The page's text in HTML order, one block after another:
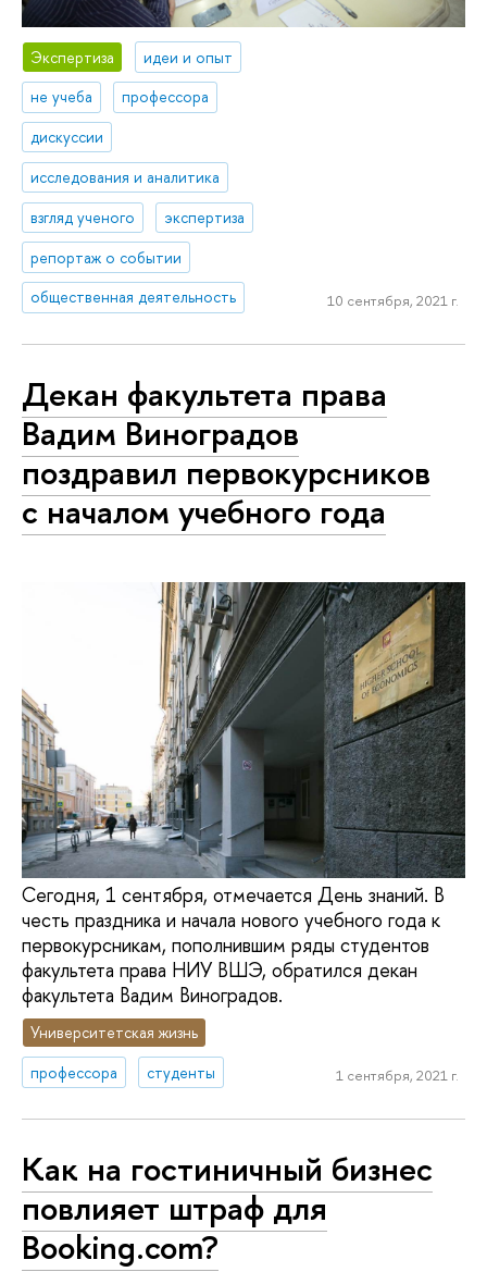
Экспертиза
идеи и опыт
не учеба
профессора
дискуссии
исследования и аналитика
взгляд ученого
экспертиза
репортаж о событии
общественная деятельность
10 сентября, 2021 г.
Декан факультета права
Вадим Виноградов
поздравил первокурсников
с началом учебного года
Сегодня, 1 сентября, отмечается День знаний. В
честь праздника и начала нового учебного года к
первокурсникам, пополнившим ряды студентов
факультета права НИУ ВШЭ, обратился декан
факультета Вадим Виноградов.
Университетская жизнь
профессора
студенты 1 сентября, 2021 г.
Как на гостиничный бизнес
повлияет штраф для
Booking.com?